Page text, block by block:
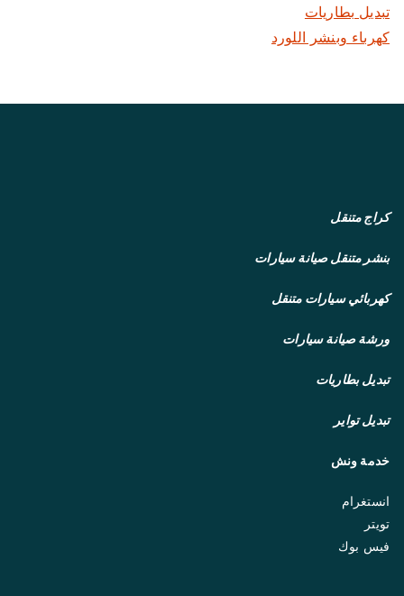
تبديل بطاريات
كهرباء وبنشر اللورد
كراج متنقل
بنشر متنقلصيانة سيارات
كهربائي سيارات متنقل
ورشة صيانة سيارات
تبديل بطاريات
تبديل تواير
خدمة ونش
انستغرام
تويتر
فيس بوك